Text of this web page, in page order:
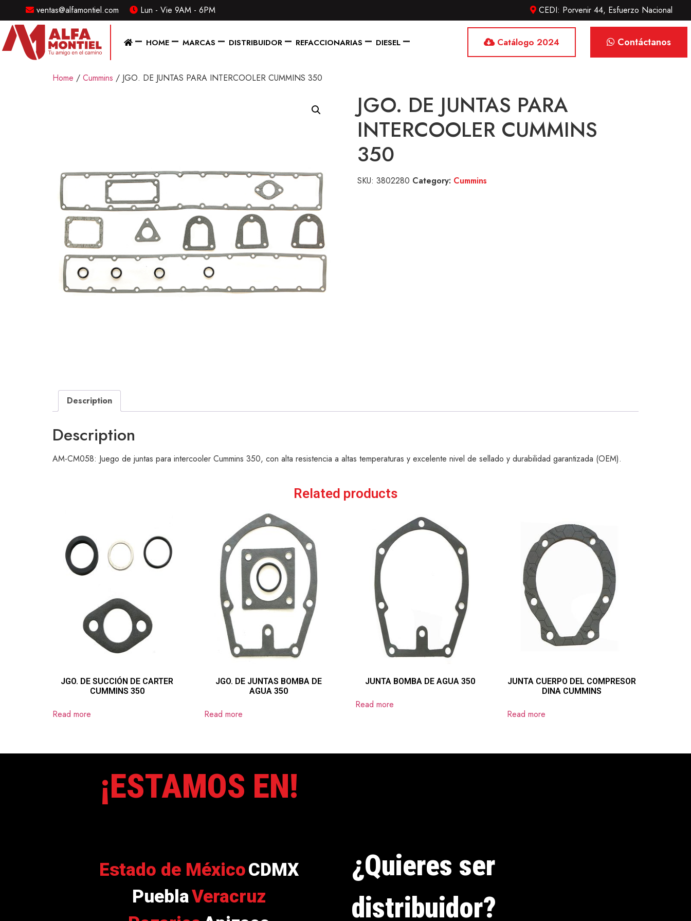
ventas@alfamontiel.com Lun - Vie 9AM - 6PM CEDI: Porvenir 44, Esfuerzo Nacional
HOME MARCAS DISTRIBUIDOR REFACCIONARIAS DIESEL Catálogo 2024 Contáctanos
MENU
ventas@alfamontiel.com
Home / Cummins / JGO. DE JUNTAS PARA INTERCOOLER CUMMINS 350
JGO. DE JUNTAS PARA
INTERCOOLER CUMMINS
350
SKU: 3802280 Category: Cummins
Description
Description
AM-CM058: Juego de juntas para intercooler Cummins 350, con alta resistencia a altas temperaturas y excelente nivel de sellado y durabilidad garantizada (OEM).
Related products
JGO. DE SUCCIÓN DE CARTER
CUMMINS 350
Read more
JGO. DE JUNTAS BOMBA DE
AGUA 350
Read more
JUNTA BOMBA DE AGUA 350
Read more
JUNTA CUERPO DEL COMPRESOR
DINA CUMMINS
Read more
¡ESTAMOS EN!
¿Quieres ser
distribuidor?
Estado de MéxicoCDMX
PueblaVeracruz